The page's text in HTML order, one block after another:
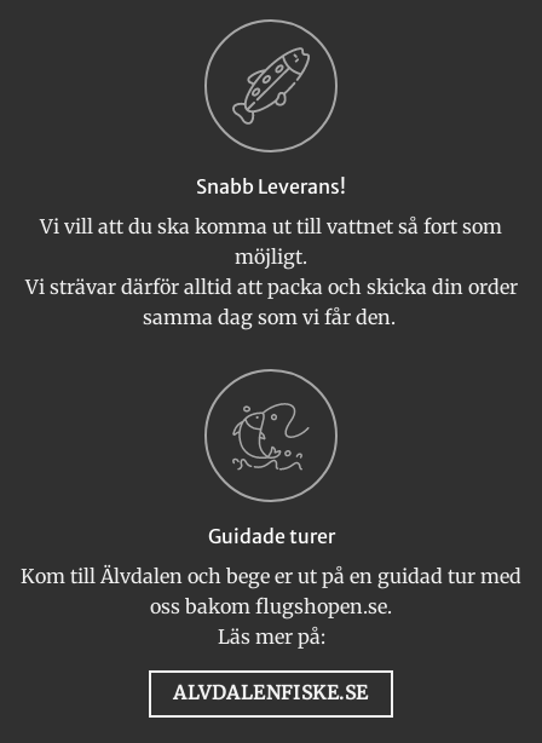
Snabb Leverans!
Vi vill att du ska komma ut till vattnet så fort som
möjligt.
Vi strävar därför alltid att packa och skicka din order
samma dag som vi får den.
Guidade turer
Kom till Älvdalen och bege er ut på en guidad tur med
oss bakom flugshopen.se.
Läs mer på:
ALVDALENFISKE.SE